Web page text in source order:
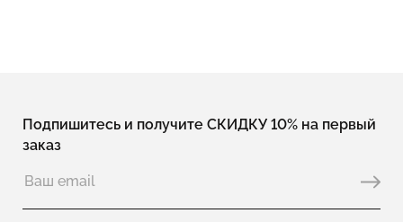
Подпишитесь и получите СКИДКУ 10% на первый
заказ